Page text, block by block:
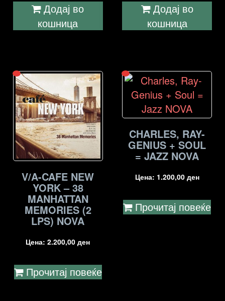
Додај во
кошница
Додај во
кошница
V/A-CAFE NEW
YORK – 38
MANHATTAN
MEMORIES (2
LPS) NOVA
Цена:2.200,00ден
Прочитај повеќе
CHARLES, RAY-
GENIUS + SOUL
= JAZZ NOVA
Цена: 1.200,00 ден
Прочитај повеќе